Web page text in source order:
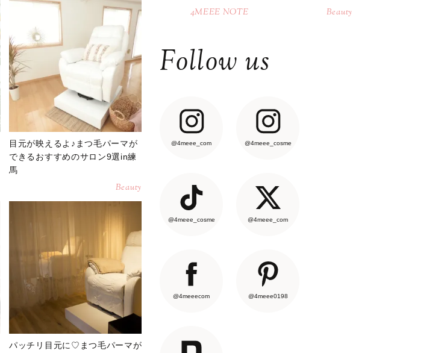
目元が映えるよ♪まつ毛パーマが
できるおすすめのサロン9選in練
馬
Beauty
パッチリ目元に♡まつ毛パーマが
ートバッグ」4MEEE NOTE Beauty
Follow us
@4meee_com @4meee_cosme
@4meee_cosme @4meee_com
@4meeecom @4meee0198